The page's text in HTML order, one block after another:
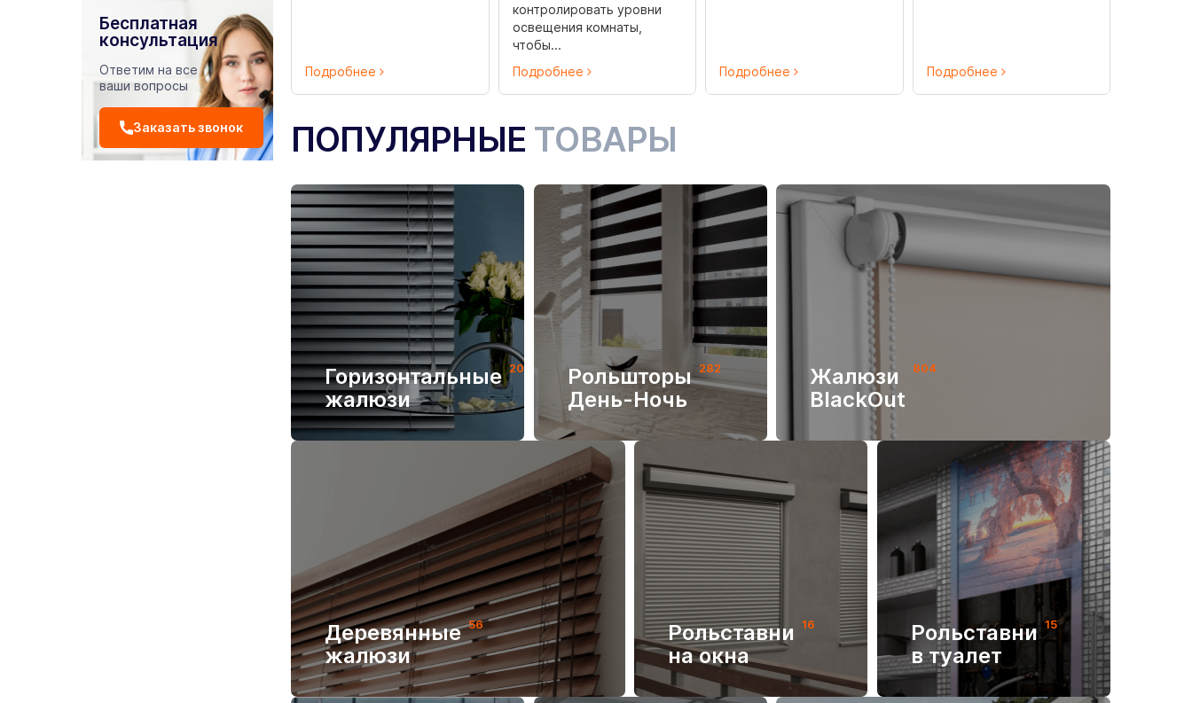
Бесплатная
консультация
Ответим на все
ваши вопросы
Заказать звонок
Подробнее
контролировать уровни
освещения комнаты,
чтобы...
Подробнее
Подробнее Подробнее
ПОПУЛЯРНЫЕ ТОВАРЫ
Горизонтальные
жалюзи
205
Рольшторы
День-Ночь
282
Жалюзи
BlackOut
804
Деревянные
жалюзи
56
Рольставни
на окна
16
Рольставни
в туалет
15